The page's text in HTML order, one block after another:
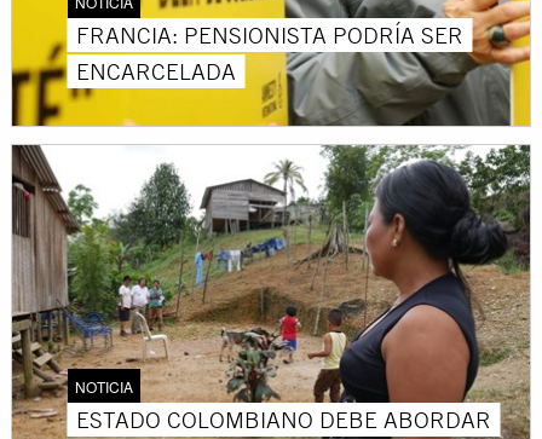
FRANCIA: PENSIONISTA PODRÍA SER
ENCARCELADA
NOTICIA
ESTADO COLOMBIANO DEBE ABORDAR